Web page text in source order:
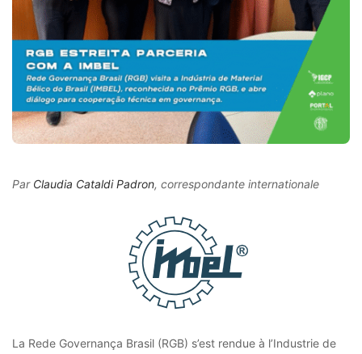
Par Claudia Cataldi Padron, correspondante internationale
La Rede Governança Brasil (RGB) s’est rendue à l’Industrie de